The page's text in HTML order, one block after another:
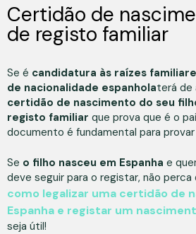
Certidão de
de registo familiar
Se é candidatura às raízes
de nacionalidade espanholaterá de
certidão de nascimento do seu
registo familiar que prova que é o
documento é fundamental para provar
Se o filho nasceu em Espanha e
deve seguir para o registar, não
como legalizar uma certidão de
Espanha e registar um
seja útil!